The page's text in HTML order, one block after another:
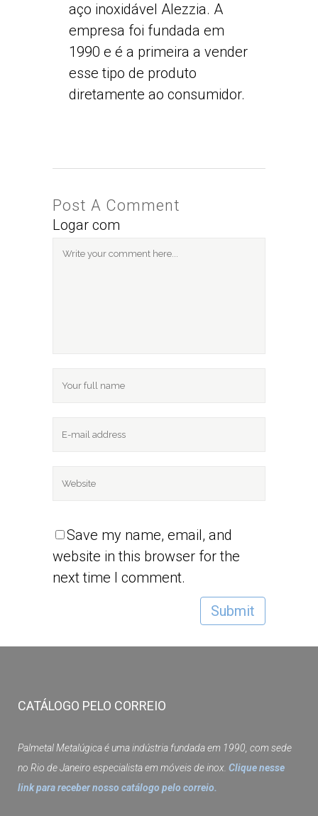
aço inoxidável Alezzia. A
empresa foi fundada em
1990 e é a primeira a vender
esse tipo de produto
diretamente ao consumidor.
Post A Comment
Logar com
Save my name, email, and
website in this browser for the
next time I comment.
CATÁLOGO PELO CORREIO
Palmetal Metalúgica é uma indústria fundada em 1990, com sede
no Rio de Janeiro especialista em móveis de inox. Clique nesse
link para receber nosso catálogo pelo correio.